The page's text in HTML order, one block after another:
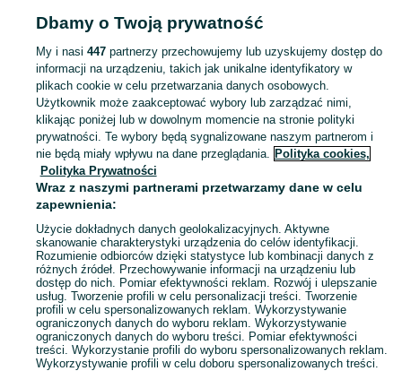
Popularne wyszukiwania
praca dla studenta student vivo praca felicity praca
pracownik na produkcji
Skorzystaj z największego serwisu ogłoszeniowego w Polsce! - Lubelskie - kupuj lub sprzedawaj jeszcze wygodniej w kategorii Badania i rozwój! Zobacz
Mapa kategorii
Mapa miejscowości
Mapa ministron
Popularne wyszukiwania
Dbamy o Twoją prywatność
My i nasi 447partnerzy przechowujemy lub uzyskujemy dostęp do
informacji na urządzeniu, takich jak unikalne identyfikatory w
plikach cookie w celu przetwarzania danych osobowych.
Użytkownik może zaakceptować wybory lub zarządzać nimi,
klikając poniżej lub w dowolnym momencie na stronie polityki
prywatności. Te wybory będą sygnalizowane naszym partnerom i
nie będą miały wpływu na dane przeglądania. Polityka cookies,
Polityka Prywatności
Wraz z naszymi partnerami przetwarzamy dane w celu
zapewnienia:
Użycie dokładnych danych geolokalizacyjnych. Aktywne
skanowanie charakterystyki urządzenia do celów identyfikacji.
Rozumienie odbiorców dzięki statystyce lub kombinacji danych z
różnych źródeł. Przechowywanie informacji na urządzeniu lub
dostęp do nich. Pomiar efektywności reklam. Rozwój i ulepszanie
usług. Tworzenie profili w celu personalizacji treści. Tworzenie
profili w celu spersonalizowanych reklam. Wykorzystywanie
ograniczonych danych do wyboru reklam. Wykorzystywanie
ograniczonych danych do wyboru treści. Pomiar efektywności
treści. Wykorzystanie profili do wyboru spersonalizowanych reklam.
Wykorzystywanie profili w celu doboru spersonalizowanych treści.